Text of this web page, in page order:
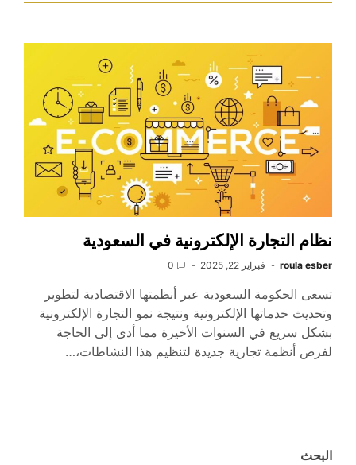
نظام التجارة الإلكترونية في السعودية
roula esber فبراير 22, 2025 0
تسعى الحكومة السعودية عبر أنظمتها الاقتصادية لتطوير
وتحديث خدماتها الإلكترونية ونتيجة نمو التجارة الإلكترونية
بشكل سريع في السنوات الأخيرة مما أدى إلى الحاجة
لفرض أنظمة تجارية جديدة لتنظيم هذا النشاطات،…
البحث